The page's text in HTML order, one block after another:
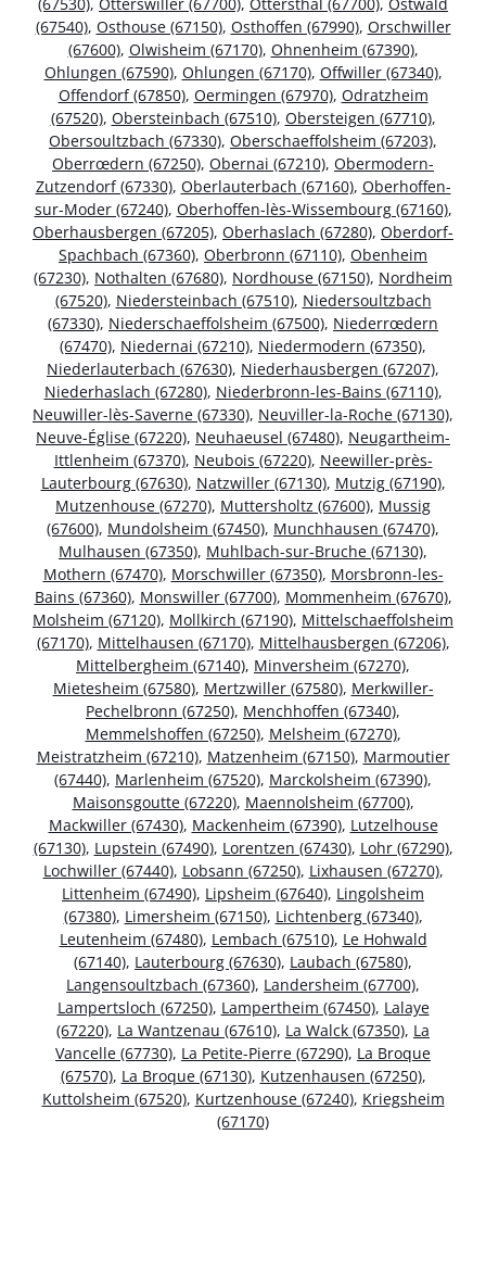
(67540), Osthouse (67150), Osthoffen (67990), Orschwiller
(67600), Olwisheim (67170), Ohnenheim (67390),
Ohlungen (67590), Ohlungen (67170), Offwiller (67340),
Offendorf (67850), Oermingen (67970), Odratzheim
(67520), Obersteinbach (67510), Obersteigen (67710),
Obersoultzbach (67330), Oberschaeffolsheim (67203),
Oberrœdern (67250), Obernai (67210), Obermodern-
Zutzendorf (67330), Oberlauterbach (67160), Oberhoffen-
sur-Moder (67240), Oberhoffen-lès-Wissembourg (67160),
Oberhausbergen (67205), Oberhaslach (67280), Oberdorf-
Spachbach (67360), Oberbronn (67110), Obenheim
(67230), Nothalten (67680), Nordhouse (67150), Nordheim
(67520), Niedersteinbach (67510), Niedersoultzbach
(67330), Niederschaeffolsheim (67500), Niederrœdern
(67470), Niedernai (67210), Niedermodern (67350),
Niederlauterbach (67630), Niederhausbergen (67207),
Niederhaslach (67280), Niederbronn-les-Bains (67110),
Neuwiller-lès-Saverne (67330), Neuviller-la-Roche (67130),
Neuve-Église (67220), Neuhaeusel (67480), Neugartheim-
Ittlenheim (67370), Neubois (67220), Neewiller-près-
Lauterbourg (67630), Natzwiller (67130), Mutzig (67190),
Mutzenhouse (67270), Muttersholtz (67600), Mussig
(67600), Mundolsheim (67450), Munchhausen (67470),
Mulhausen (67350), Muhlbach-sur-Bruche (67130),
Mothern (67470), Morschwiller (67350), Morsbronn-les-
Bains (67360), Monswiller (67700), Mommenheim (67670),
Molsheim (67120), Mollkirch (67190), Mittelschaeffolsheim
(67170), Mittelhausen (67170), Mittelhausbergen (67206),
Mittelbergheim (67140), Minversheim (67270),
Mietesheim (67580), Mertzwiller (67580), Merkwiller-
Pechelbronn (67250), Menchhoffen (67340),
Memmelshoffen (67250), Melsheim (67270),
Meistratzheim (67210), Matzenheim (67150), Marmoutier
(67440), Marlenheim (67520), Marckolsheim (67390),
Maisonsgoutte (67220), Maennolsheim (67700),
Mackwiller (67430), Mackenheim (67390), Lutzelhouse
(67130), Lupstein (67490), Lorentzen (67430), Lohr (67290),
Lochwiller (67440), Lobsann (67250), Lixhausen (67270),
Littenheim (67490), Lipsheim (67640), Lingolsheim
(67380), Limersheim (67150), Lichtenberg (67340),
Leutenheim (67480), Lembach (67510), Le Hohwald
(67140), Lauterbourg (67630), Laubach (67580),
Langensoultzbach (67360), Landersheim (67700),
Lampertsloch (67250), Lampertheim (67450), Lalaye
(67220), La Wantzenau (67610), La Walck (67350), La
Vancelle (67730), La Petite-Pierre (67290), La Broque
(67570), La Broque (67130), Kutzenhausen (67250),
Kuttolsheim (67520), Kurtzenhouse (67240), Kriegsheim
(67170)